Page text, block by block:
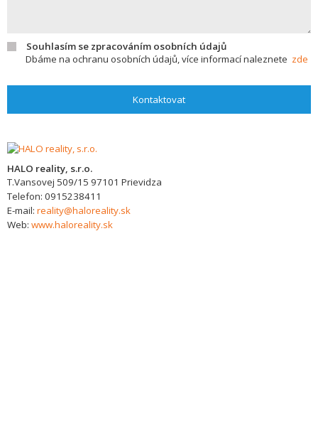
Souhlasím se zpracováním osobních údajů
Dbáme na ochranu osobních údajů, více informací naleznete zde
Kontaktovat
HALO reality, s.r.o.
T.Vansovej 509/15 97101 Prievidza
Telefon: 0915238411
E-mail: reality@haloreality.sk
Web: www.haloreality.sk